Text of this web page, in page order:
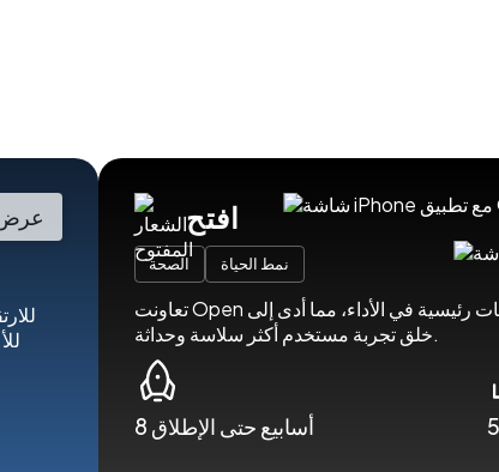
عرض افتح
الصحة نمط الحياة
تعاونت Open معنا لتجديد تطبيقهم بتصميم جديد وتحسينات رئيسية في الأداء، مما أدى إلى
خلق تجربة مستخدم أكثر سلاسة وحداثة.
8 أسابيع حتى الإطلاق